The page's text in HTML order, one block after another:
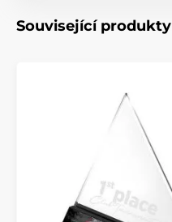
Související produkty